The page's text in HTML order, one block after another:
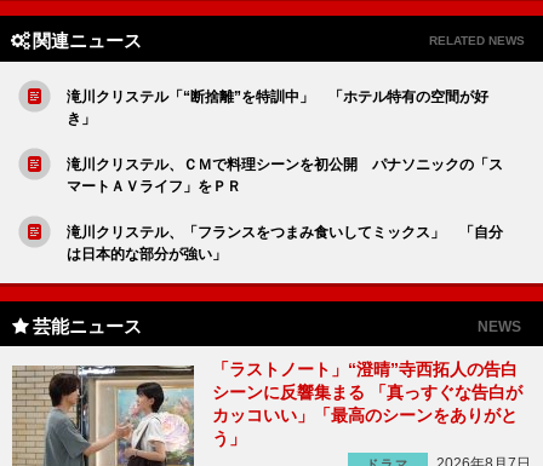
関連ニュース RELATED NEWS
滝川クリステル「“断捨離”を特訓中」 「ホテル特有の空間が好
き」
滝川クリステル、ＣＭで料理シーンを初公開 パナソニックの「ス
マートＡＶライフ」をＰＲ
滝川クリステル、「フランスをつまみ食いしてミックス」 「自分
は日本的な部分が強い」
芸能ニュース NEWS
「ラストノート」“澄晴”寺西拓人の告白
シーンに反響集まる 「真っすぐな告白が
カッコいい」「最高のシーンをありがと
う」